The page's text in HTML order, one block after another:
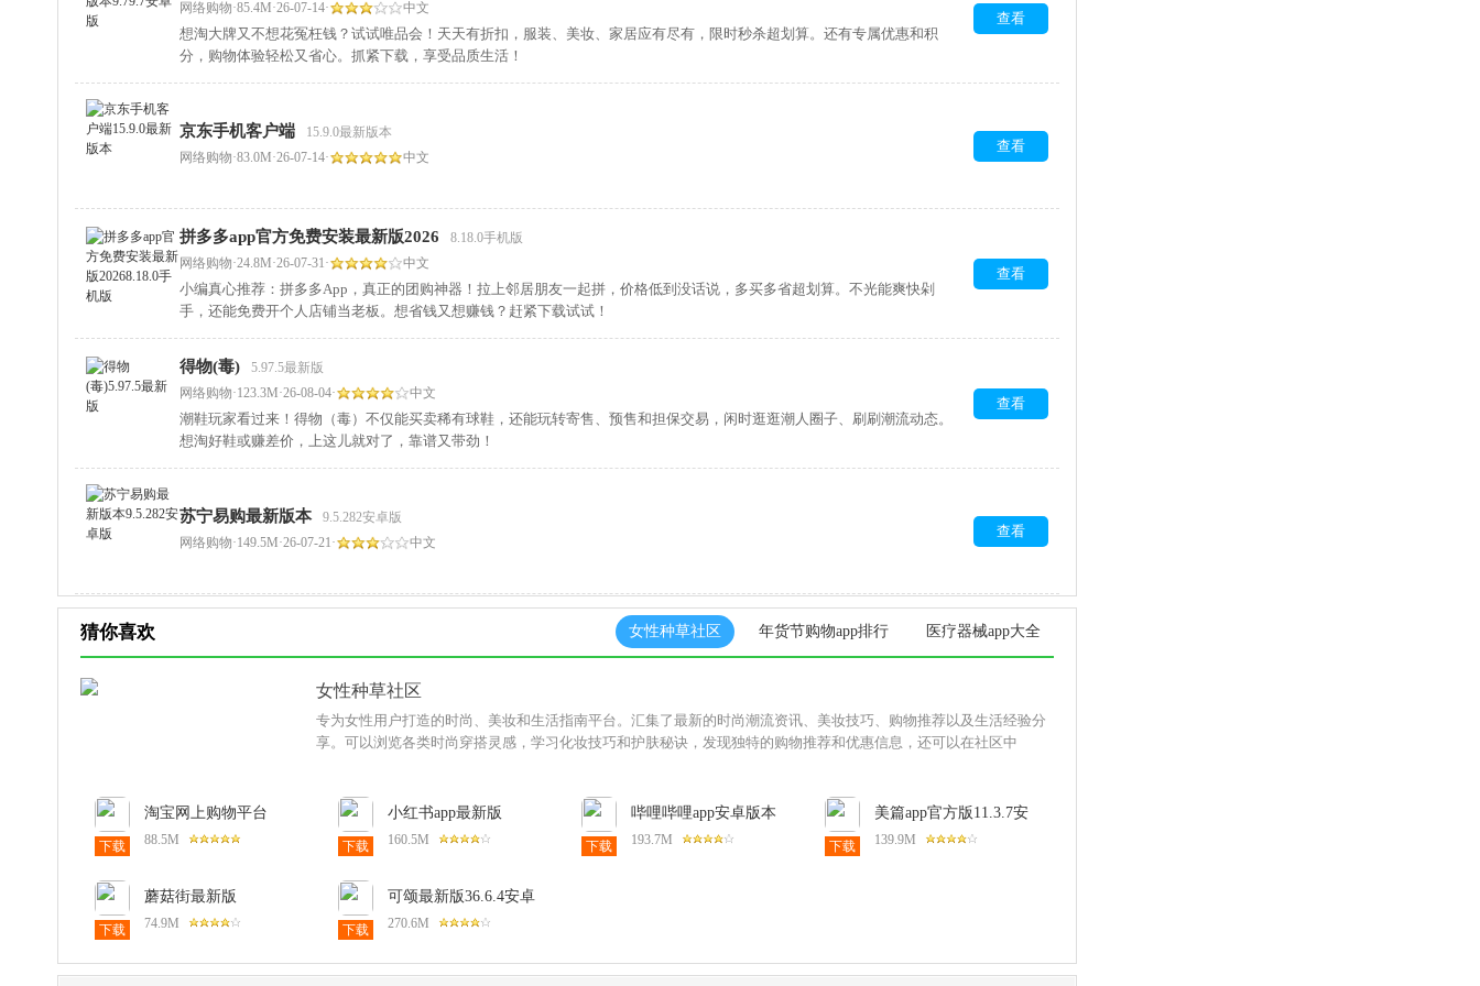
网络购物·85.4M·26-07-14· 中文
想淘大牌又不想花冤枉钱？试试唯品会！天天有折扣，服装、美妆、家居应有尽有，限时秒杀超划算。还有专属优惠和积
分，购物体验轻松又省心。抓紧下载，享受品质生活！
查看
京东手机客户端
15.9.0最新版本
网络购物·83.0M·26-07-14· 中文
查看
拼多多app官方免费安装最新版2026
8.18.0手机版
网络购物·24.8M·26-07-31· 中文
小编真心推荐：拼多多App，真正的团购神器！拉上邻居朋友一起拼，价格低到没话说，多买多省超划算。不光能爽快剁
手，还能免费开个人店铺当老板。想省钱又想赚钱？赶紧下载试试！
查看
得物(毒)
5.97.5最新版
网络购物·123.3M·26-08-04· 中文
潮鞋玩家看过来！得物（毒）不仅能买卖稀有球鞋，还能玩转寄售、预售和担保交易，闲时逛逛潮人圈子、刷刷潮流动态。
想淘好鞋或赚差价，上这儿就对了，靠谱又带劲！
查看
苏宁易购最新版本
9.5.282安卓版
网络购物·149.5M·26-07-21· 中文
查看
猜你喜欢 女性种草社区 年货节购物app排行 医疗器械app大全
女性种草社区
专为女性用户打造的时尚、美妆和生活指南平台。汇集了最新的时尚潮流资讯、美妆技巧、购物推荐以及生活经验分
享。可以浏览各类时尚穿搭灵感，学习化妆技巧和护肤秘诀，发现独特的购物推荐和优惠信息，还可以在社区中
下载
淘宝网上购物平台
10.65.0手机版
88.5M 下载
小红书app最新版
20269.41.0安卓版
160.5M 下载
哔哩哔哩app安卓版本
9.6.0最新版
193.7M 下载
美篇app官方版11.3.7安
卓版
139.9M
下载
蘑菇街最新版
18.5.5.25049安卓版
74.9M 下载
可颂最新版36.6.4安卓
版
270.6M